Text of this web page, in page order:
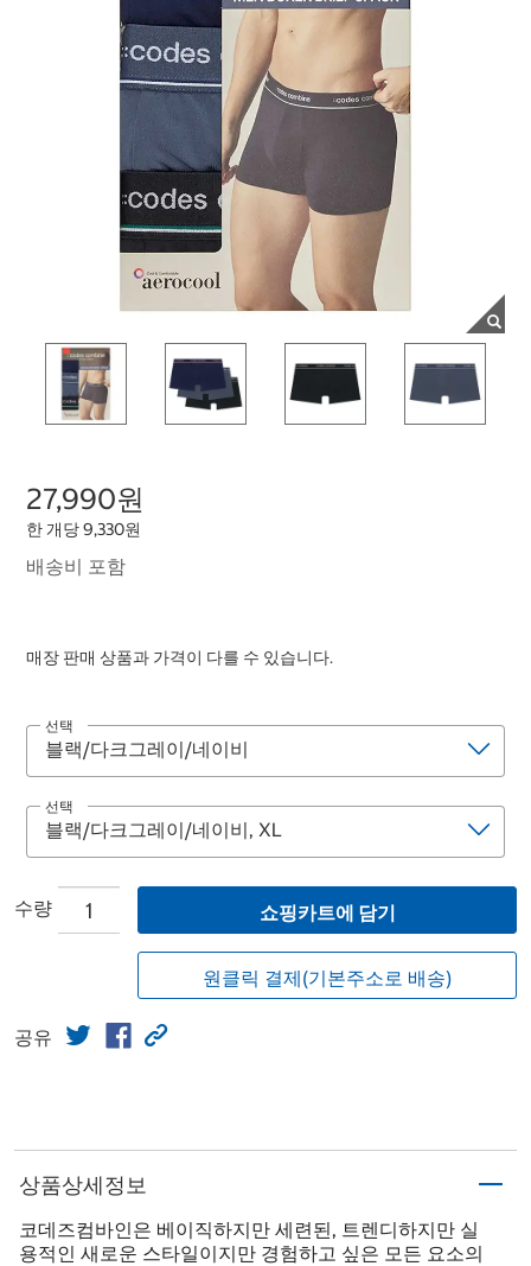
27,990원
한 개당 9,330원
배송비 포함
매장 판매 상품과 가격이 다를 수 있습니다.
선택
선택
수량 쇼핑카트에 담기
원클릭 결제(기본주소로 배송)
공유
상품상세정보
코데즈컴바인은 베이직하지만 세련된, 트렌디하지만 실
용적인 새로운 스타일이지만 경험하고 싶은 모든 요소의